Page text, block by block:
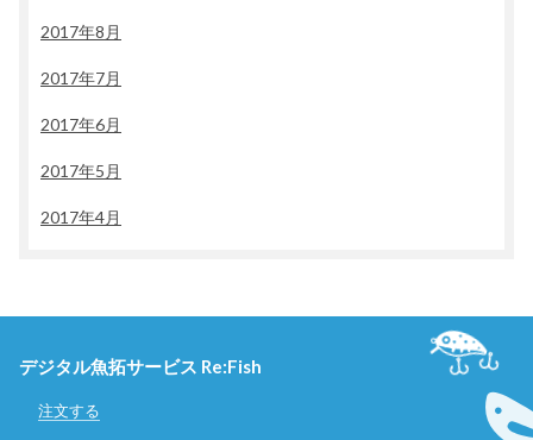
2017年8月
2017年7月
2017年6月
2017年5月
2017年4月
デジタル魚拓サービス Re:Fish
注文する